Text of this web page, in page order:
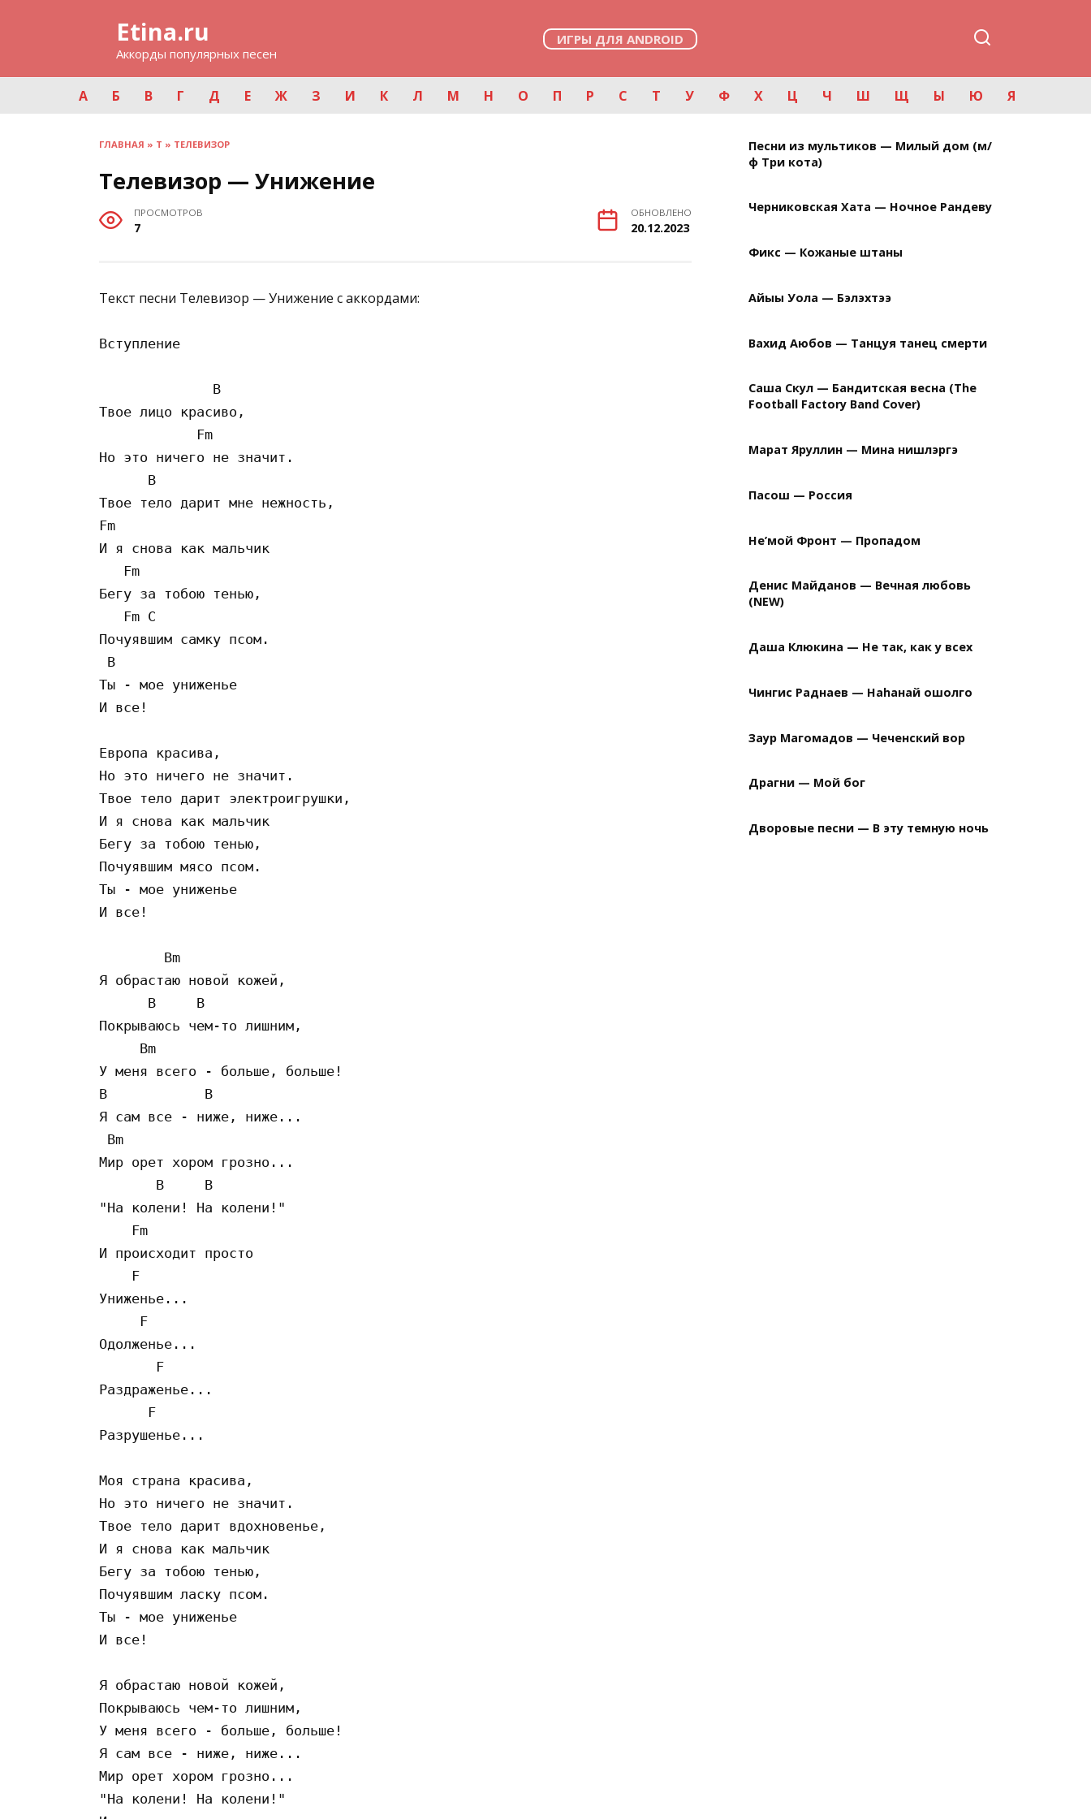
Etina.ru
Аккорды популярных песен
ИГРЫ ДЛЯ ANDROID
А Б В Г Д Е Ж З И К Л М Н О П Р С Т У Ф Х Ц Ч Ш Щ Ы Ю Я
ГЛАВНАЯ » Т » ТЕЛЕВИЗОР
Телевизор — Унижение
ПРОСМОТРОВ
7
ОБНОВЛЕНО
20.12.2023
Текст песни Телевизор — Унижение с аккордами:
Вступление
              B
Твое лицо красиво,
            Fm
Но это ничего не значит.
      B
Твое тело дарит мне нежность,
Fm
И я снова как мальчик
   Fm
Бегу за тобою тенью,
   Fm C
Почуявшим самку псом.
B
Ты - мое униженье
И все!
Европа красива,
Но это ничего не значит.
Твое тело дарит электроигрушки,
И я снова как мальчик
Бегу за тобою тенью,
Почуявшим мясо псом.
Ты - мое униженье
И все!
        Bm
Я обрастаю новой кожей,
      B     B
Покрываюсь чем-то лишним,
     Bm
У меня всего - больше, больше!
B            B
Я сам все - ниже, ниже...
Bm
Мир орет хором грозно...
       B     B
"На колени! На колени!"
    Fm
И происходит просто
    F
Униженье...
     F
Одолженье...
       F
Раздраженье...
      F
Разрушенье...
Моя страна красива,
Но это ничего не значит.
Твое тело дарит вдохновенье,
И я снова как мальчик
Бегу за тобою тенью,
Почуявшим ласку псом.
Ты - мое униженье
И все!
Я обрастаю новой кожей,
Покрываюсь чем-то лишним,
У меня всего - больше, больше!
Я сам все - ниже, ниже...
Мир орет хором грозно...
"На колени! На колени!"
Песни из мультиков — Милый дом (м/
ф Три кота)
Черниковская Хата — Ночное Рандеву
Фикс — Кожаные штаны
Айыы Уола — Бэлэхтээ
Вахид Аюбов — Танцуя танец смерти
Саша Скул — Бандитская весна (The
Football Factory Band Cover)
Марат Яруллин — Мина нишлэргэ
Пасош — Россия
Не’мой Фронт — Пропадом
Денис Майданов — Вечная любовь
(NEW)
Даша Клюкина — Не так, как у всех
Чингис Раднаев — Наhанай ошолго
Заур Магомадов — Чеченский вор
Драгни — Мой бог
Дворовые песни — В эту темную ночь